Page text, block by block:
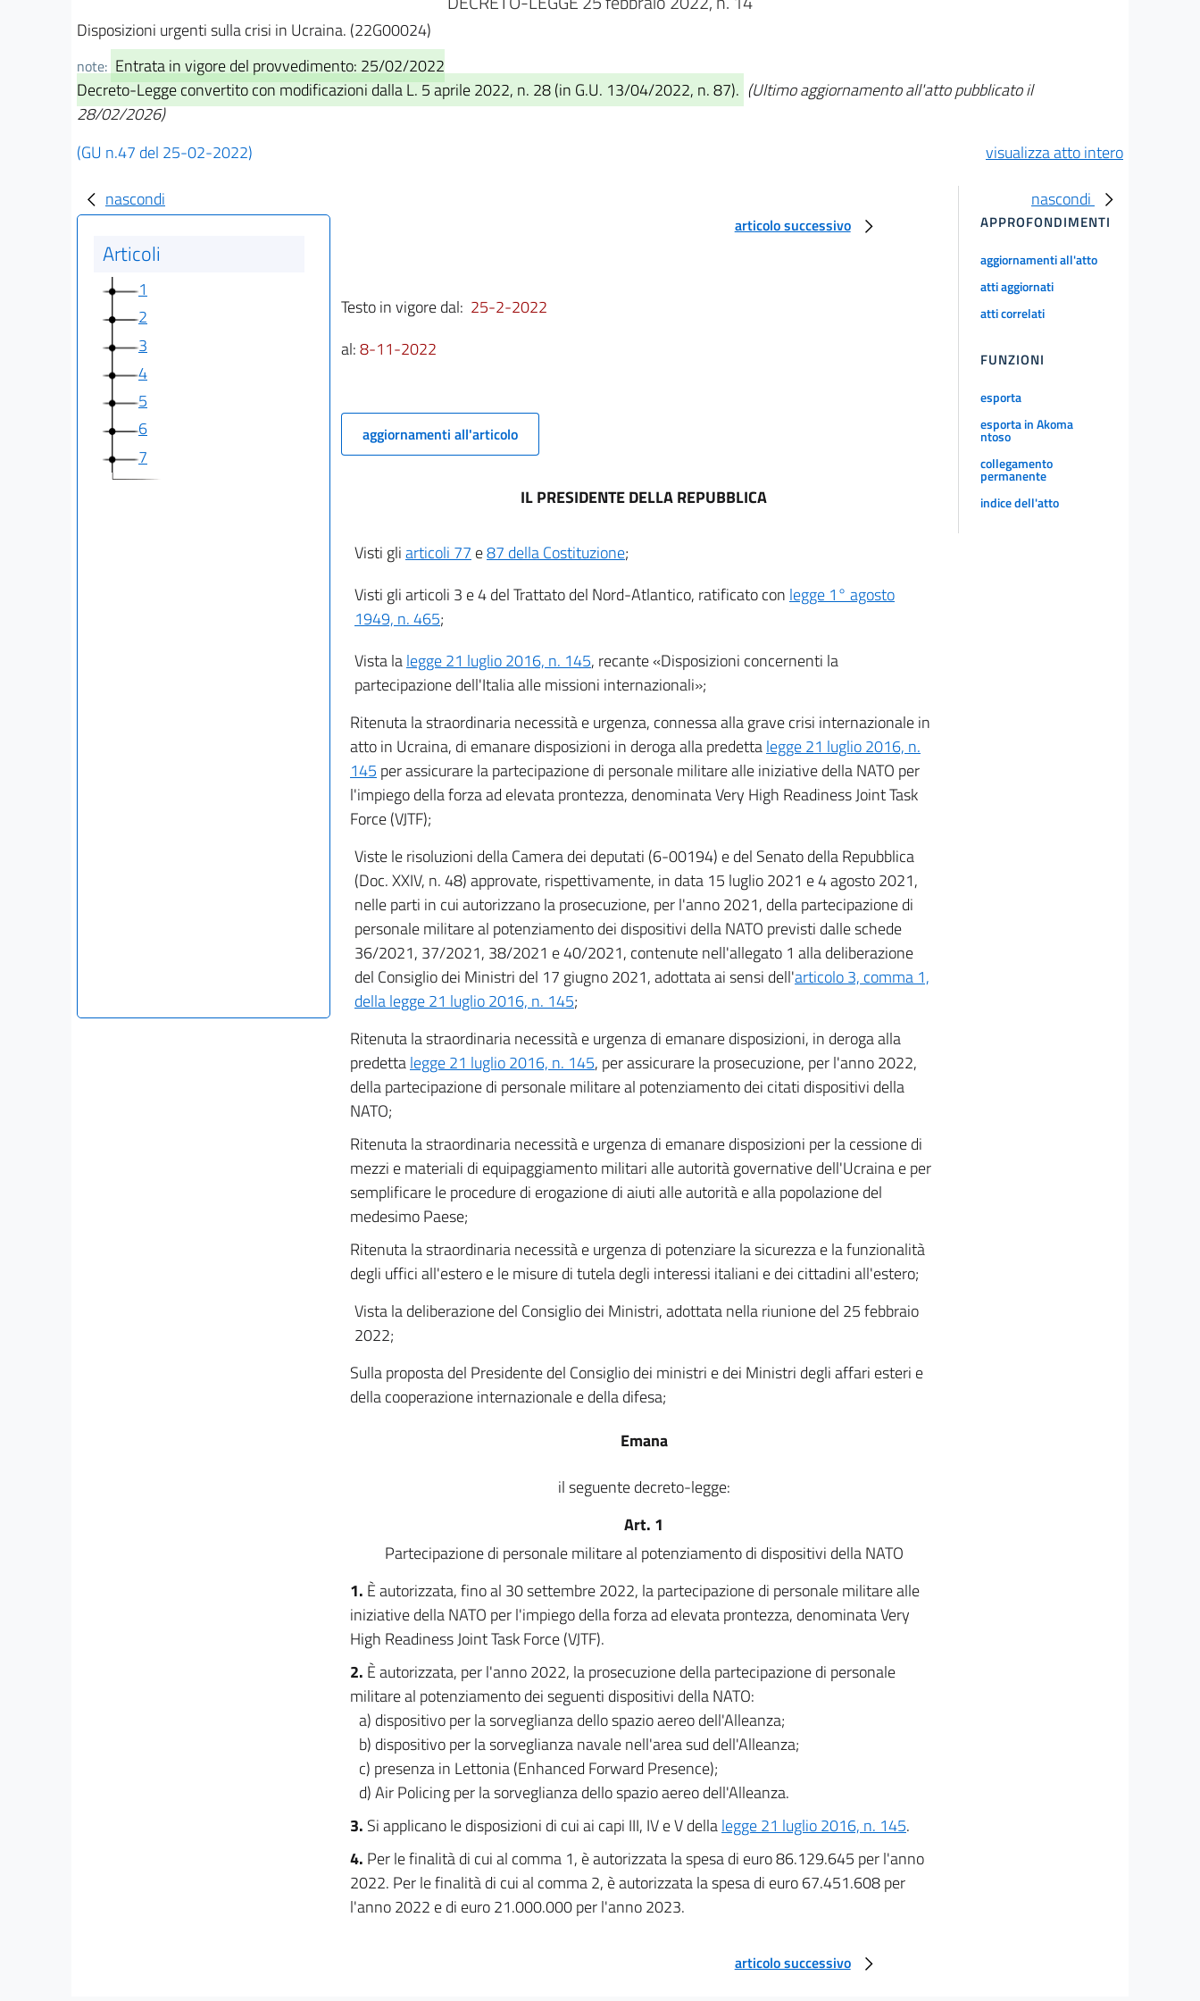
Disposizioni urgenti sulla crisi in Ucraina. (22G00024)
note: Entrata in vigore del provvedimento: 25/02/2022
Decreto-Legge convertito con modificazioni dalla L. 5 aprile 2022, n. 28 (in G.U. 13/04/2022, n. 87). (Ultimo aggiornamento all'atto pubblicato il
28/02/2026)
(GU n.47 del 25-02-2022)
visualizza atto intero
nascondi
Articoli
1
2
3
4
5
6
7
articolo successivo
Testo in vigore dal: 25-2-2022
al:8-11-2022
aggiornamenti all'articolo
IL PRESIDENTE DELLA REPUBBLICA
Visti gliarticoli 77 e87 della Costituzione;
Visti gli articoli 3 e 4 del Trattato del Nord-Atlantico, ratificato con legge 1° agosto
1949, n. 465;
Vista lalegge 21 luglio 2016, n. 145, recante «Disposizioni concernenti la
partecipazione dell'Italia alle missioni internazionali»;
Ritenuta la straordinaria necessità e urgenza, connessa alla grave crisi internazionale in
atto in Ucraina, di emanare disposizioni in deroga alla predettalegge 21 luglio 2016, n.
145 per assicurare la partecipazione di personale militare alle iniziative della NATO per
l'impiego della forza ad elevata prontezza, denominata Very High Readiness Joint Task
Force (VJTF);
Viste le risoluzioni della Camera dei deputati (6-00194) e del Senato della Repubblica
(Doc. XXIV, n. 48) approvate, rispettivamente, in data 15 luglio 2021 e 4 agosto 2021,
nelle parti in cui autorizzano la prosecuzione, per l'anno 2021, della partecipazione di
personale militare al potenziamento dei dispositivi della NATO previsti dalle schede
36/2021, 37/2021, 38/2021 e 40/2021, contenute nell'allegato 1 alla deliberazione
del Consiglio dei Ministri del 17 giugno 2021, adottata ai sensi dell'articolo 3, comma 1,
della legge 21 luglio 2016, n. 145;
Ritenuta la straordinaria necessità e urgenza di emanare disposizioni, in deroga alla
predettalegge 21 luglio 2016, n. 145, per assicurare la prosecuzione, per l'anno 2022,
della partecipazione di personale militare al potenziamento dei citati dispositivi della
NATO;
Ritenuta la straordinaria necessità e urgenza di emanare disposizioni per la cessione di
mezzi e materiali di equipaggiamento militari alle autorità governative dell'Ucraina e per
semplificare le procedure di erogazione di aiuti alle autorità e alla popolazione del
medesimo Paese;
Ritenuta la straordinaria necessità e urgenza di potenziare la sicurezza e la funzionalità
degli uffici all'estero e le misure di tutela degli interessi italiani e dei cittadini all'estero;
Vista la deliberazione del Consiglio dei Ministri, adottata nella riunione del 25 febbraio
2022;
Sulla proposta del Presidente del Consiglio dei ministri e dei Ministri degli affari esteri e
della cooperazione internazionale e della difesa;
Emana
il seguente decreto-legge:
Art. 1
Partecipazione di personale militare al potenziamento di dispositivi della NATO
1. È autorizzata, fino al 30 settembre 2022, la partecipazione di personale militare alle
iniziative della NATO per l'impiego della forza ad elevata prontezza, denominata Very
High Readiness Joint Task Force (VJTF).
2. È autorizzata, per l'anno 2022, la prosecuzione della partecipazione di personale
militare al potenziamento dei seguenti dispositivi della NATO:
a) dispositivo per la sorveglianza dello spazio aereo dell'Alleanza;
b) dispositivo per la sorveglianza navale nell'area sud dell'Alleanza;
c) presenza in Lettonia (Enhanced Forward Presence);
d) Air Policing per la sorveglianza dello spazio aereo dell'Alleanza.
3. Si applicano le disposizioni di cui ai capi III, IV e V dellalegge 21 luglio 2016, n. 145.
4. Per le finalità di cui al comma 1, è autorizzata la spesa di euro 86.129.645 per l'anno
2022. Per le finalità di cui al comma 2, è autorizzata la spesa di euro 67.451.608 per
l'anno 2022 e di euro 21.000.000 per l'anno 2023.
articolo successivo
nascondi
APPROFONDIMENTI
aggiornamenti all'atto
atti aggiornati
atti correlati
FUNZIONI
esporta
esporta in Akoma
ntoso
collegamento
permanente
indice dell'atto